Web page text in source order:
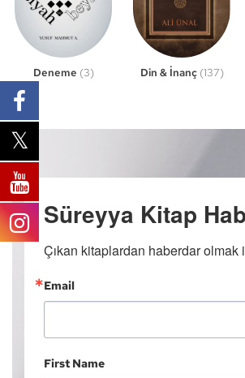
Deneme (3) Din & İnanç (137)
Süreyya Kitap
Çıkan kitaplardan haberdar olmak
Email
First Name